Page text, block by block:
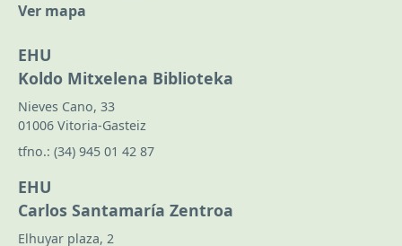
Ver mapa
EHU
Koldo Mitxelena Biblioteka
Nieves Cano, 33
01006 Vitoria-Gasteiz
tfno.: (34) 945 01 42 87
EHU
Carlos Santamaría Zentroa
Elhuyar plaza, 2